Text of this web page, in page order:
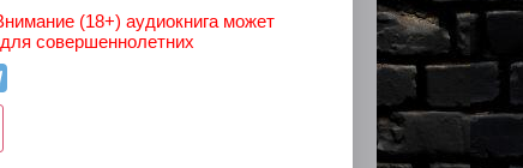
(18+) аудиокнига может
совершеннолетних